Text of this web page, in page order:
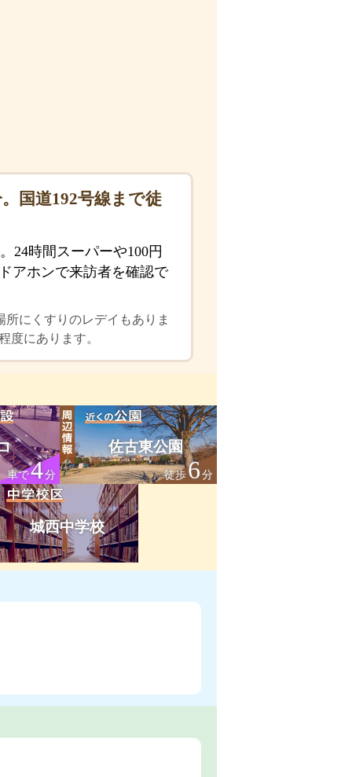
国道192号線まで徒
24時間スーパーや100円
アホンで来訪者を確認で
にくすりのレデイもありま
度にあります。
車で4分
佐古東公園
徒歩6分
城西中学校